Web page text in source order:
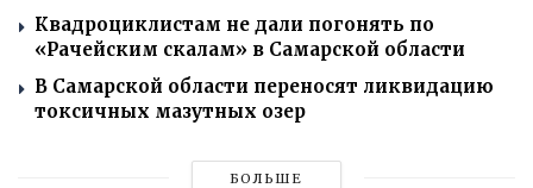
Квадроциклистам не дали погонять по
«Рачейским скалам» в Самарской области
В Самарской области переносят ликвидацию
токсичных мазутных озер
БОЛЬШЕ